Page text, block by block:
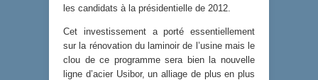
les candidats à la présidentielle de 2012.
Cet investissement a porté essentiellement
sur la rénovation du laminoir de l’usine mais le
clou de ce programme sera bien la nouvelle
ligne d’acier Usibor, un alliage de plus en plus